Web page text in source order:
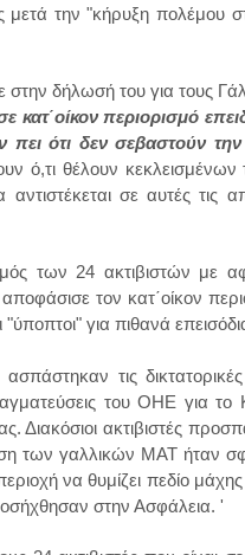
μετά την "κήρυξη πολέμου
δήλωσή του για τους
κατ΄οίκον περιορισμό
πει ότι δεν σεβαστούν
ό,τι θέλουν
σε αυτές τις
των 24 ακτιβιστών με
τον κατ΄οίκον
"ύποπτοι" για πιθανά
τις
του ΟΗΕ για
Διακόσιοι ακτιβιστές
των γαλλικών ΜΑΤ ήταν
να θυμίζει πεδίο
στην Ασφάλεια. '